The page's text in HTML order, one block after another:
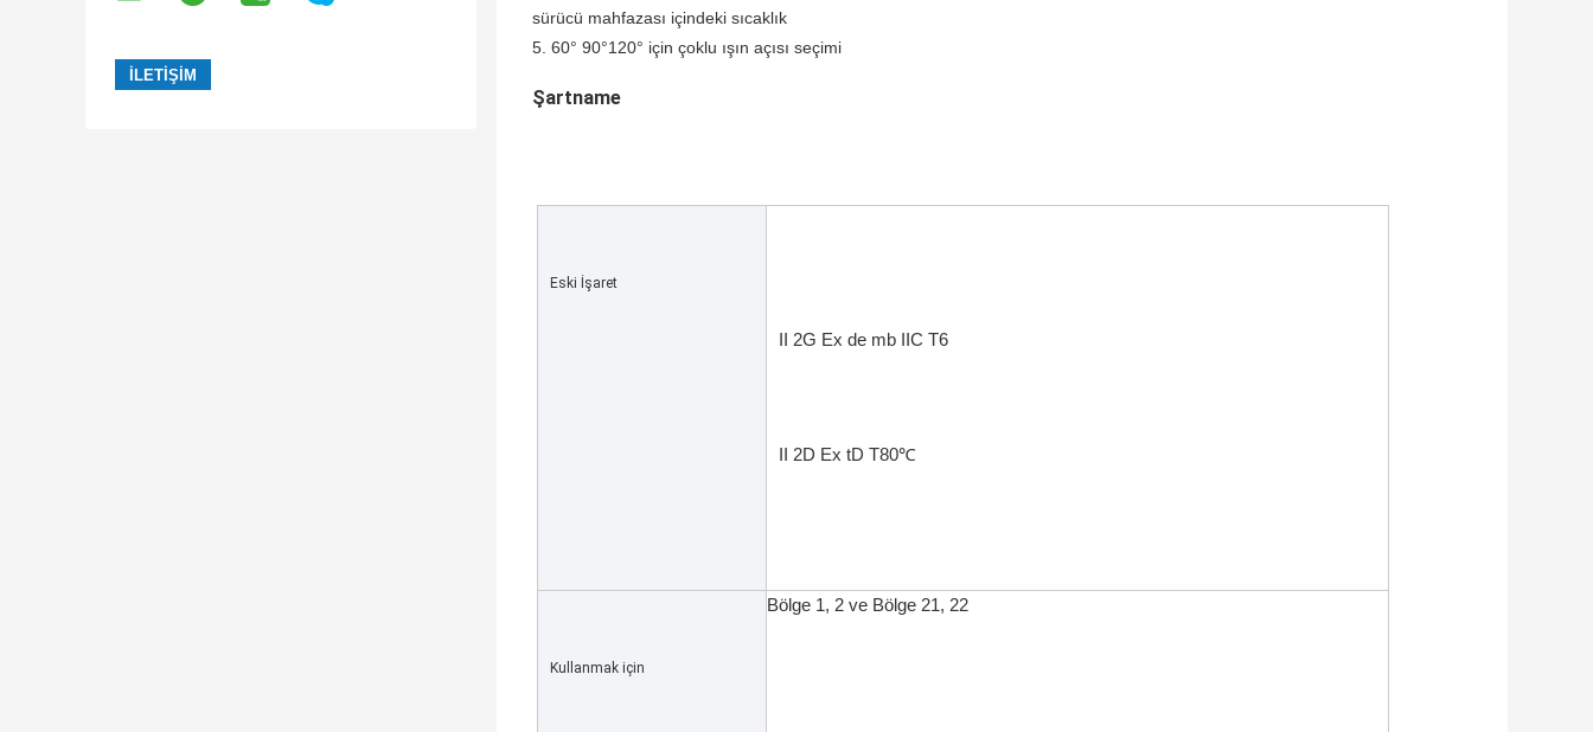
sürücü mahfazası içindeki sıcaklık
5. 60° 90°120° için çoklu ışın açısı seçimi
Şartname
Eski İşaret
II 2G Ex de mb IIC T6
II 2D Ex tD T80℃
Kullanmak için
Bölge 1, 2 ve Bölge 21, 22